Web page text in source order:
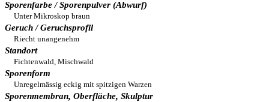
Sporenfarbe / Sporenpulver (Abwurf)
Unter Mikroskop braun
Geruch / Geruchsprofil
Riecht unangenehm
Standort
Fichtenwald, Mischwald
Sporenform
Unregelmässig eckig mit spitzigen Warzen
Sporenmembran, Oberfläche, Skulptur